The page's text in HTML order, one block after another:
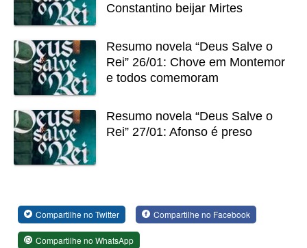
Constantino beijar Mirtes
Resumo novela “Deus Salve o
Rei” 26/01: Chove em Montemor
e todos comemoram
Resumo novela “Deus Salve o
Rei” 27/01: Afonso é preso
Compartilhe no Twitter Compartilhe no Facebook
Compartilhe no WhatsApp